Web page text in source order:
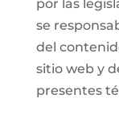
por las
se
del
sitio web y
presentes